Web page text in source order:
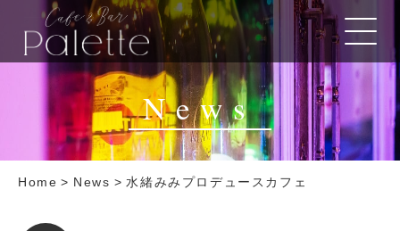
News
Home > News > 水緒みみプロデュースカフェ